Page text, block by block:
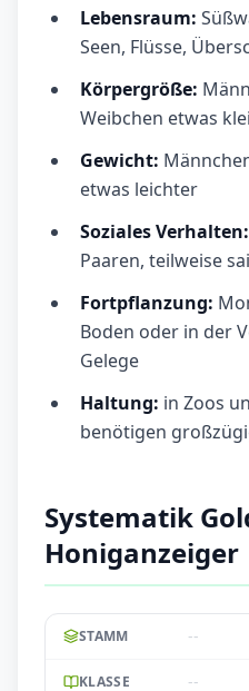
Lebensraum:
Seen, Flüsse,
Körpergröße:
Weibchen etwas
Gewicht:
etwas leichter
Soziales Verhalten:
Paaren, teilweise
Fortpflanzung:
Boden oder in der
Gelege
Haltung: in Zoos
benötigen
Systematik
Honiganzeiger
STAMM --
KLASSE --